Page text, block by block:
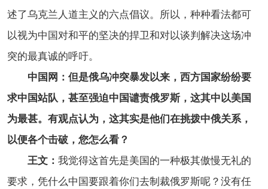
述了乌克兰人道主义的六点倡议。所以，种种看法都可
以视为中国对和平的坚决的捍卫和对以谈判解决这场冲
突的最真诚的呼吁。
中国网：但是俄乌冲突暴发以来，西方国家纷纷要
求中国站队，甚至强迫中国谴责俄罗斯，这其中以美国
为最甚。有观点认为，这其实是他们在挑拨中俄关系，
以便各个击破，您怎么看？
王文： 我觉得这首先是美国的一种极其傲慢无礼的
要求，凭什么中国要跟着你们去制裁俄罗斯呢？没有任